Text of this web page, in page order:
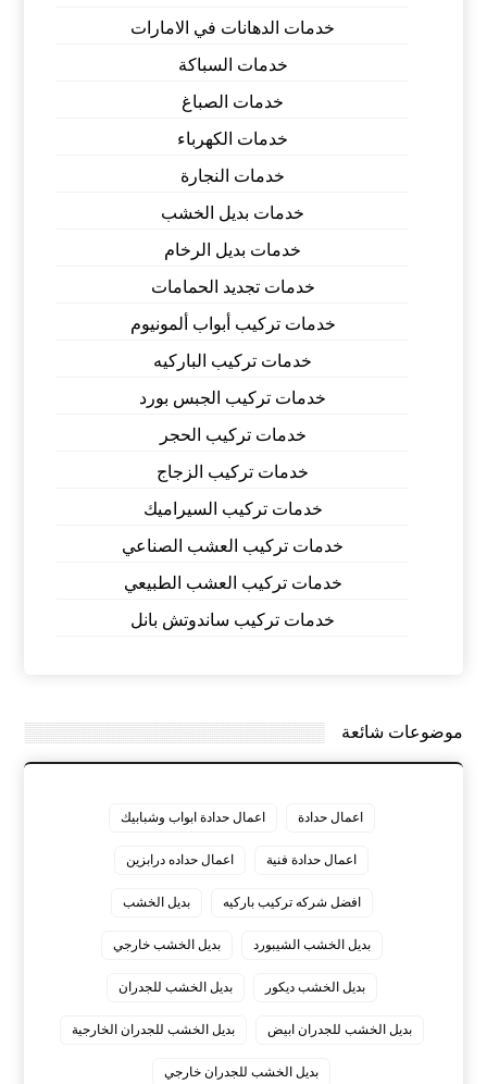
خدمات الدهانات في الامارات
خدمات السباكة
خدمات الصباغ
خدمات الكهرباء
خدمات النجارة
خدمات بديل الخشب
خدمات بديل الرخام
خدمات تجديد الحمامات
خدمات تركيب أبواب ألمونيوم
خدمات تركيب الباركيه
خدمات تركيب الجبس بورد
خدمات تركيب الحجر
خدمات تركيب الزجاج
خدمات تركيب السيراميك
خدمات تركيب العشب الصناعي
خدمات تركيب العشب الطبيعي
خدمات تركيب ساندوتش بانل
موضوعات شائعة
اعمال حدادة اعمال حدادة ابواب وشبابيك
اعمال حدادة فنية اعمال حداده درابزين
افضل شركه تركيب باركيه بديل الخشب
بديل الخشب الشيبورد بديل الخشب خارجي
بديل الخشب ديكور بديل الخشب للجدران
بديل الخشب للجدران ابيض بديل الخشب للجدران الخارجية
بديل الخشب للجدران خارجي